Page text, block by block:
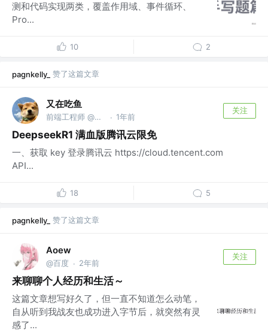
测和代码实现两类，覆盖作用域、事件循环、
Pro...
10 2
pagnkelly_ 赞了这篇文章
又在吃鱼
前端工程师 @@AI跃迁指南 · 1年前
关注
DeepseekR1 满血版腾讯云限免
一、获取 key 登录腾讯云 https://cloud.tencent.com
API...
18 5
pagnkelly_ 赞了这篇文章
Aoew
@百度 · 2年前
关注
来聊聊个人经历和生活～
这篇文章想写好久了，但一直不知道怎么动笔，
自从听到我战友也成功进入字节后，就突然有灵
感了...